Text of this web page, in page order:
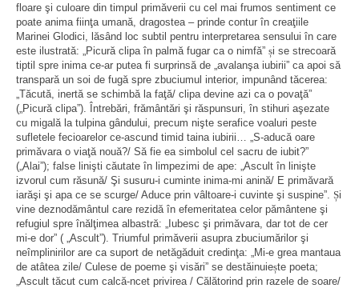
floare şi culoare din timpul primăverii cu cel mai frumos sentiment ce
poate anima fiinţa umană, dragostea – prinde contur în creaţiile
Marinei Glodici, lăsând loc subtil pentru interpretarea sensului în care
este ilustrată: „Picură clipa în palmă fugar ca o nimfă” și se strecoară
tiptil spre inima ce-ar putea fi surprinsă de „avalanşa iubirii” ca apoi să
transpară un soi de fugă spre zbuciumul interior, impunând tăcerea:
„Tăcută, inertă se schimbă la faţă/ clipa devine azi ca o povaţă”
(„Picură clipa”). Întrebări, frământări şi răspunsuri, în stihuri aşezate
cu migală la tulpina gândului, precum nişte serafice voaluri peste
sufletele fecioarelor ce-ascund timid taina iubirii… „S-aducă oare
primăvara o viaţă nouă?/ Să fie ea simbolul cel sacru de iubit?”
(„Alai”); false linişti căutate în limpezimi de ape: „Ascult în linişte
izvorul cum răsună/ Şi susuru-i cuminte inima-mi anină/ E primăvară
iarăşi şi apa ce se scurge/ Aduce prin vâltoare-i cuvinte şi suspine”. Și
vine deznodământul care rezidă în efemeritatea celor pământene şi
refugiul spre înălţimea albastră: „Iubesc şi primăvara, dar tot de cer
mi-e dor” ( „Ascult”). Triumful primăverii asupra zbuciumărilor şi
neîmplinirilor are ca suport de netăgăduit credinţa: „Mi-e grea mantaua
de atâtea zile/ Culese de poeme şi visări” se destăinuiește poeta;
„Ascult tăcut cum calcă-ncet privirea / Călătorind prin razele de soare/